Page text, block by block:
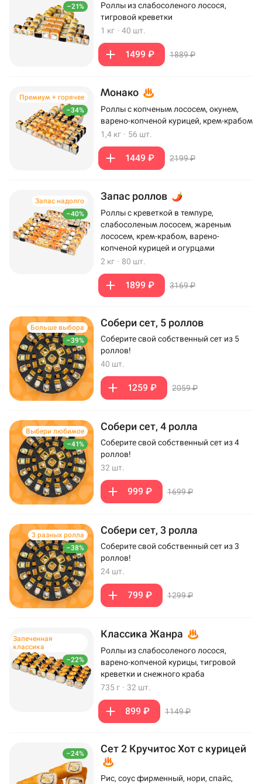
–21%
Роллы из слабосоленого лосося,
тигровой креветки
1 кг · 40 шт.
1499 ₽ 1889 ₽
–34%
Премиум + горячее Монако
Роллы с копченым лососем, окунем,
варено-копченой курицей, крем-крабом
1,4 кг · 56 шт.
1449 ₽ 2199 ₽
–40%
Запас надолго Запас роллов
Роллы с креветкой в темпуре,
слабосоленым лососем, жареным
лососем, крем-крабом, варено-
копченой курицей и огурцами
2 кг · 80 шт.
1899 ₽ 3169 ₽
–39%
Больше выбора Собери сет, 5 роллов
Соберите свой собственный сет из 5
роллов!
40 шт.
1259 ₽ 2059 ₽
–41%
Выбери любимое Собери сет, 4 ролла
Соберите свой собственный сет из 4
роллов!
32 шт.
999 ₽ 1699 ₽
–38%
3 разных ролла Собери сет, 3 ролла
Соберите свой собственный сет из 3
роллов!
24 шт.
799 ₽ 1299 ₽
–22%
Запеченная
классика
Классика Жанра
Роллы из слабосоленого лосося,
варено-копченой курицы, тигровой
креветки и снежного краба
735 г · 32 шт.
899 ₽ 1149 ₽
–24% Сет 2 Кручитос Хот с курицей
Рис, соус фирменный, нори, спайс,